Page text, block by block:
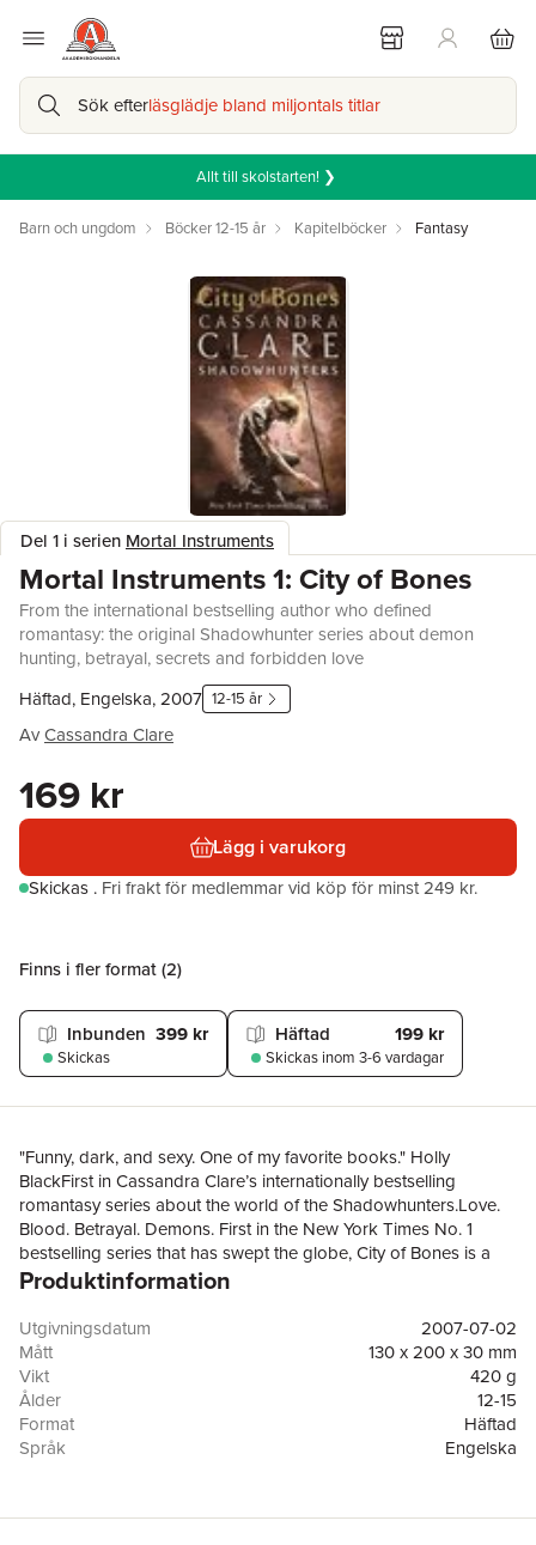
Sök efterläsglädje bland miljontals titlar
Allt till skolstarten! ❯
Barn och ungdom Böcker 12-15 år Kapitelböcker Fantasy
Del 1 i serien Mortal Instruments
Mortal Instruments 1: City of Bones
From the international bestselling author who defined
romantasy: the original Shadowhunter series about demon
hunting, betrayal, secrets and forbidden love
Häftad, Engelska, 2007 12-15 år
AvCassandra Clare
169 kr
Lägg i varukorg
Skickas . Fri frakt för medlemmar vid köp för minst 249 kr.
Finns i fler format (2)
Inbunden 399 kr
Skickas
Häftad 199 kr
Skickas inom 3-6 vardagar
"Funny, dark, and sexy. One of my favorite books." Holly
BlackFirst in Cassandra Clare’s internationally bestselling
romantasy series about the world of the Shadowhunters.Love.
Blood. Betrayal. Demons. First in the New York Times No. 1
bestselling series that has swept the globe, City of Bones is a
major movie, and Shadowhunters a smash Netflix show.
encounters the dark side of New York City and the dangers of
forbidden love. This edition contains exclusive bonus content as
well as a map and a new foreword by Cassandra Clare. Read all
the sensational books in The Shadowhunter Chronicles: The
Mortal Instruments, The Infernal Devices, Tales from the
Shadowhunter Academy, The Bane Chronicles, Ghosts of the
POWERS – COMING IN 2026. AVAILABLE TO PRE-ORDER
Produktinformation
Utgivningsdatum
2007-07-02
Mått
130 x 200 x 30 mm
Vikt
420 g
Ålder
12-15
Format
Häftad
Språk
Engelska
Antal sidor
528